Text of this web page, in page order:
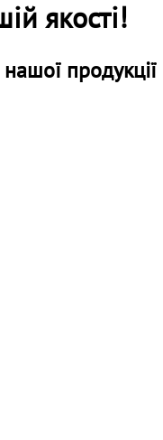
якості!
продукції